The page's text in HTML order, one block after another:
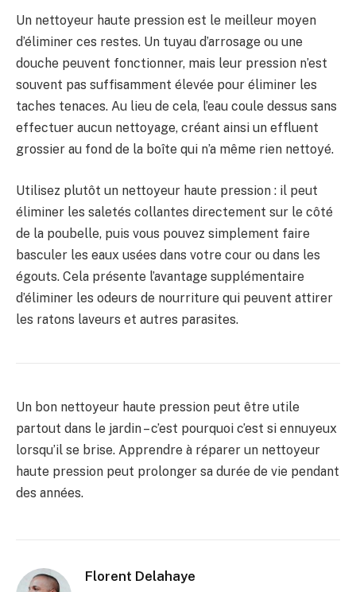
Un nettoyeur haute pression est le meilleur moyen
d’éliminer ces restes. Un tuyau d’arrosage ou une
douche peuvent fonctionner, mais leur pression n’est
souvent pas suffisamment élevée pour éliminer les
taches tenaces. Au lieu de cela, l’eau coule dessus sans
effectuer aucun nettoyage, créant ainsi un effluent
grossier au fond de la boîte qui n’a même rien nettoyé.
Utilisez plutôt un nettoyeur haute pression : il peut
éliminer les saletés collantes directement sur le côté
de la poubelle, puis vous pouvez simplement faire
basculer les eaux usées dans votre cour ou dans les
égouts. Cela présente l’avantage supplémentaire
d’éliminer les odeurs de nourriture qui peuvent attirer
les ratons laveurs et autres parasites.
Un bon nettoyeur haute pression peut être utile
partout dans le jardin – c’est pourquoi c’est si ennuyeux
lorsqu’il se brise. Apprendre à réparer un nettoyeur
haute pression peut prolonger sa durée de vie pendant
des années.
Florent Delahaye